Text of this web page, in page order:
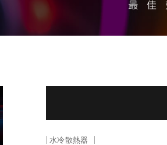
水冷散熱器